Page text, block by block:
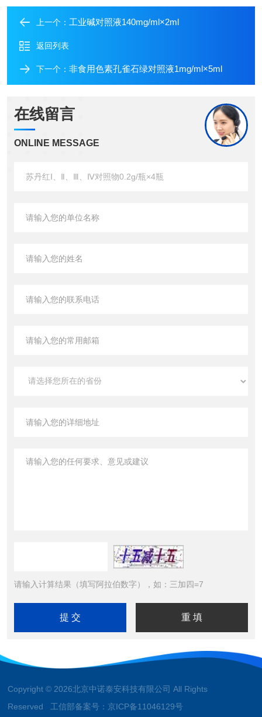
上一个： 工业碱对照液140mg/ml×2ml
返回列表
下一个： 非食用色素孔雀石绿对照液1mg/ml×5ml
在线留言
ONLINE MESSAGE
请输入计算结果（填写阿拉伯数字），如：三加四=7
Copyright © 2026北京中诺泰安科技有限公司 All Rights
Reserved 工信部备案号： 京ICP备11046129号